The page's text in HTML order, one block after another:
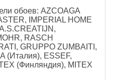
обоев: AZCOAGA
IMPERIAL HOME
RASCH
GRUPPO ZUMBAITI,
(Италия), ESSEF,
(Финляндия), MITEX